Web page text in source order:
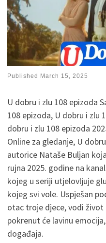
Published March 15, 2025
U dobru i zlu 108 epizoda
108 epizoda, U dobru i zlu
dobru i zlu 108 epizoda
Online za gledanje, U
autorice Nataše Buljan
rujna 2025. godine na
kojeg u seriji utjelovljuje
kojeg svi vole. Uspješan
otac troje djece, vodi život
pokrenut će lavinu
događaja.